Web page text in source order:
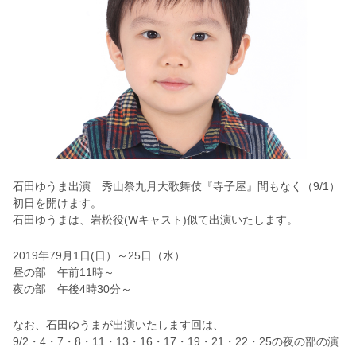
石田ゆうま出演 秀山祭九月大歌舞伎『寺子屋』間もなく（9/1）
初日を開けます。
石田ゆうまは、岩松役(Wキャスト)似て出演いたします。
2019年79月1日(日）～25日（水）
昼の部 午前11時～
夜の部 午後4時30分～
なお、石田ゆうまが出演いたします回は、
9/2・4・7・8・11・13・16・17・19・21・22・25の夜の部の演